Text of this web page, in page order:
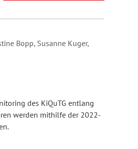
Bopp, Susanne Kuger,
des KiQuTG entlang
werden mithilfe der 2022-